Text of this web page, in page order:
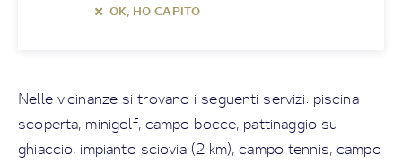
OK, HO CAPITO
Nelle vicinanze si trovano i seguenti servizi: piscina
scoperta, minigolf, campo bocce, pattinaggio su
ghiaccio, impianto sciovia (2 km), campo tennis, campo